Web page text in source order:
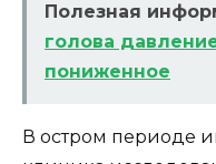
Полезная
голова
пониженное
В остром периоде